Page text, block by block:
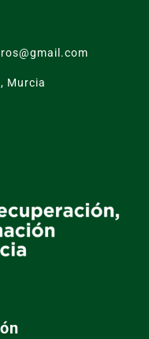
Murcia